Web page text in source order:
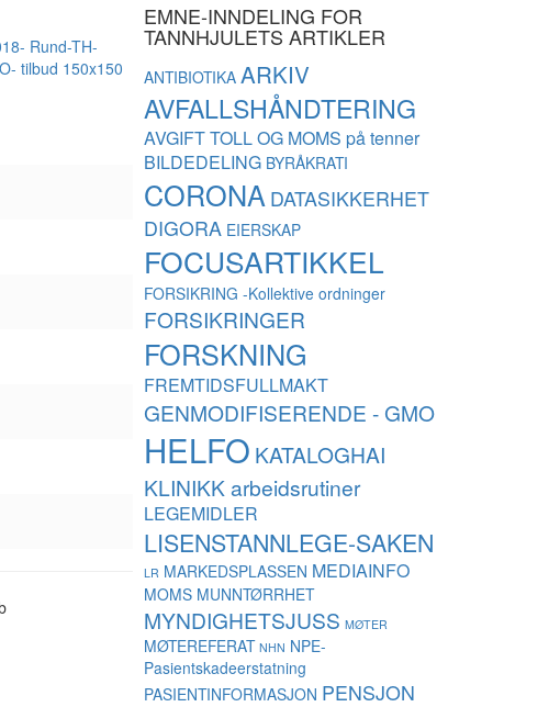
EMNE-INNDELING FOR
TANNHJULETS ARTIKLER
ANTIBIOTIKA ARKIV
AVFALLSHÅNDTERING
AVGIFT TOLL OG MOMS på tenner
BILDEDELING BYRÅKRATI
CORONA DATASIKKERHET
DIGORA EIERSKAP
FOCUSARTIKKEL
FORSIKRING -Kollektive ordninger
FORSIKRINGER
FORSKNING
FREMTIDSFULLMAKT
GENMODIFISERENDE - GMO
HELFO KATALOGHAI
KLINIKK arbeidsrutiner
LEGEMIDLER
LISENSTANNLEGE-SAKEN
LR MARKEDSPLASSEN MEDIAINFO
MOMS MUNNTØRRHET
MYNDIGHETSJUSS MØTER
MØTEREFERAT NHN NPE-
Pasientskadeerstatning
PASIENTINFORMASJON PENSJON